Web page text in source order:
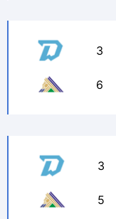
3
6
3
5